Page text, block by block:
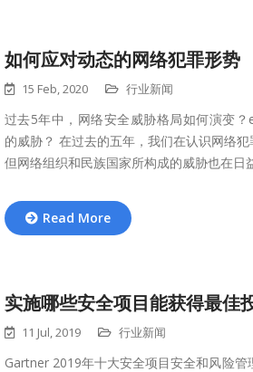
如何应对动态的网络犯罪形势
15 Feb, 2020 行业新闻
过去5年中，网络安全威胁格局如何演变
的威胁？ 在过去的五年，我们在认识网络犯
但网络组织和民族国家所构成的威胁也在日
Read More
实施哪些安全项目能获得最佳
11 Jul, 2019 行业新闻
Gartner 2019年十大安全项目安全和风险管